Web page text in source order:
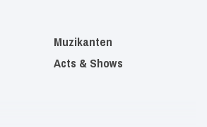
Muzikanten
Acts & Shows